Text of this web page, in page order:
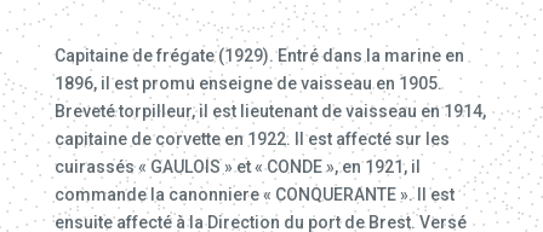
Capitaine de frégate (1929). Entré dans la marine en
1896, il est promu enseigne de vaisseau en 1905.
Breveté torpilleur, il est lieutenant de vaisseau en 1914,
capitaine de corvette en 1922. Il est affecté sur les
cuirassés « GAULOIS » et « CONDE », en 1921, il
commande la canonniere « CONQUERANTE ». Il est
ensuite affecté à la Direction du port de Brest. Versé